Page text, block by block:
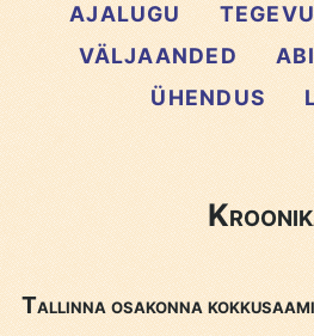
AJALUGU
VÄLJAANDED
ÜHENDUS
Tallinna osakonna